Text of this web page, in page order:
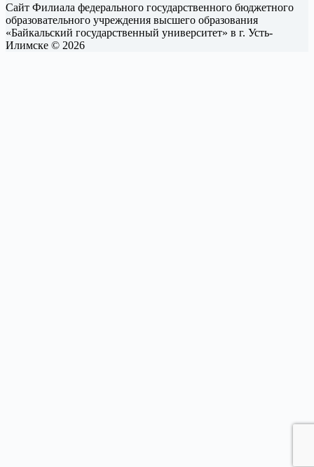
Сайт Филиала федерального государственного бюджетного
образовательного учреждения высшего образования
«Байкальский государственный университет» в г. Усть-
Илимске © 2026